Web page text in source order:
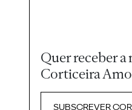
Quer receber
Corticeira
SUBSCREVER